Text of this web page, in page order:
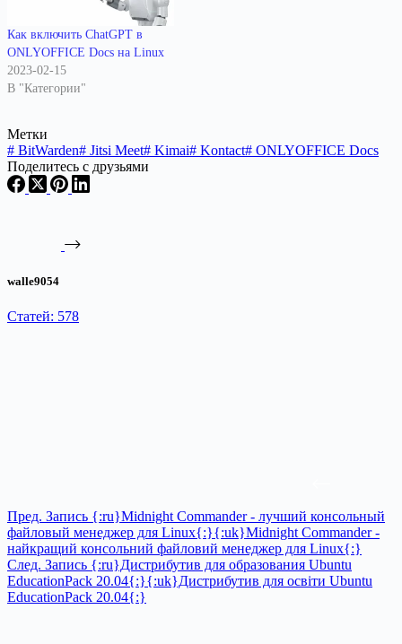
Как включить ChatGPT в
ONLYOFFICE Docs на Linux
2023-02-15
В "Категории"
Метки
# BitWarden# Jitsi Meet# Kimai# Kontact# ONLYOFFICE Docs
Поделитесь с друзьями
walle9054
Статей: 578
Пред. Запись {:ru}Midnight Commander - лучший консольный
файловый менеджер для Linux{:}{:uk}Midnight Commander -
найкращий консольний файловий менеджер для Linux{:}
След. Запись {:ru}Дистрибутив для образования Ubuntu
EducationPack 20.04{:}{:uk}Дистрибутив для освіти Ubuntu
EducationPack 20.04{:}